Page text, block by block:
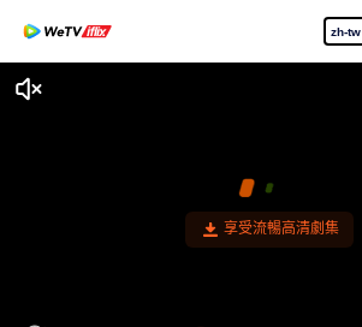
zh-tw
享受流暢高清劇集